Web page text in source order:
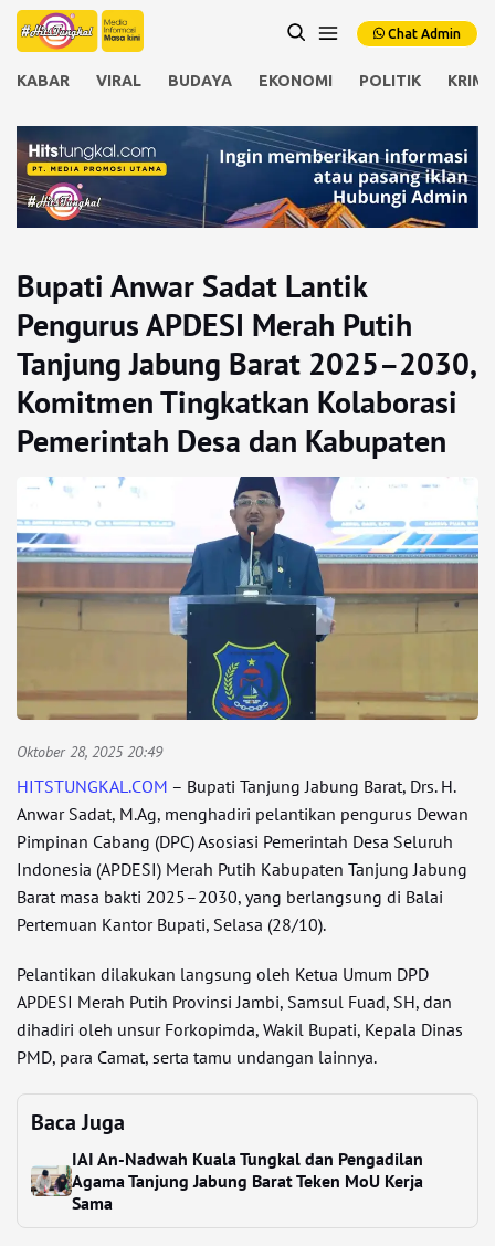
Chat Admin
KABAR VIRAL BUDAYA EKONOMI POLITIK
Bupati Anwar Sadat Lantik
Pengurus APDESI Merah Putih
Tanjung Jabung Barat 2025–2030,
Komitmen Tingkatkan Kolaborasi
Pemerintah Desa dan Kabupaten
Oktober 28, 2025 20:49
HITSTUNGKAL.COM – Bupati Tanjung Jabung Barat, Drs. H.
Anwar Sadat, M.Ag, menghadiri pelantikan pengurus Dewan
Pimpinan Cabang (DPC) Asosiasi Pemerintah Desa Seluruh
Indonesia (APDESI) Merah Putih Kabupaten Tanjung Jabung
Barat masa bakti 2025–2030, yang berlangsung di Balai
Pertemuan Kantor Bupati, Selasa (28/10).
Pelantikan dilakukan langsung oleh Ketua Umum DPD
APDESI Merah Putih Provinsi Jambi, Samsul Fuad, SH, dan
dihadiri oleh unsur Forkopimda, Wakil Bupati, Kepala Dinas
PMD, para Camat, serta tamu undangan lainnya.
Baca Juga
IAI An-Nadwah Kuala Tungkal dan Pengadilan
Agama Tanjung Jabung Barat Teken MoU Kerja
Sama